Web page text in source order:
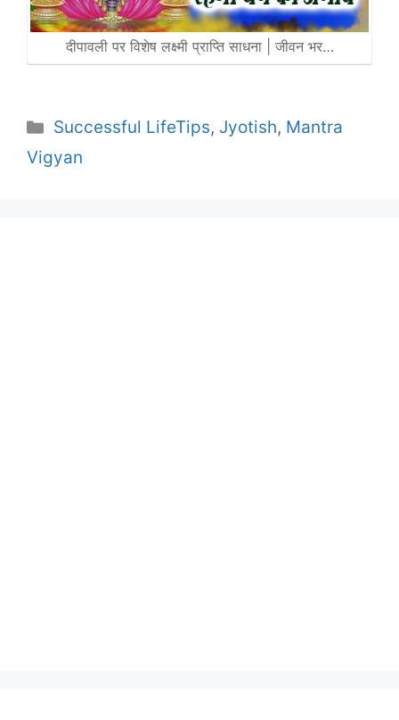
दीपावली पर विशेष लक्ष्मी प्राप्ति साधना | जीवन भर…
Categories
Successful LifeTips, Jyotish, Mantra
Vigyan